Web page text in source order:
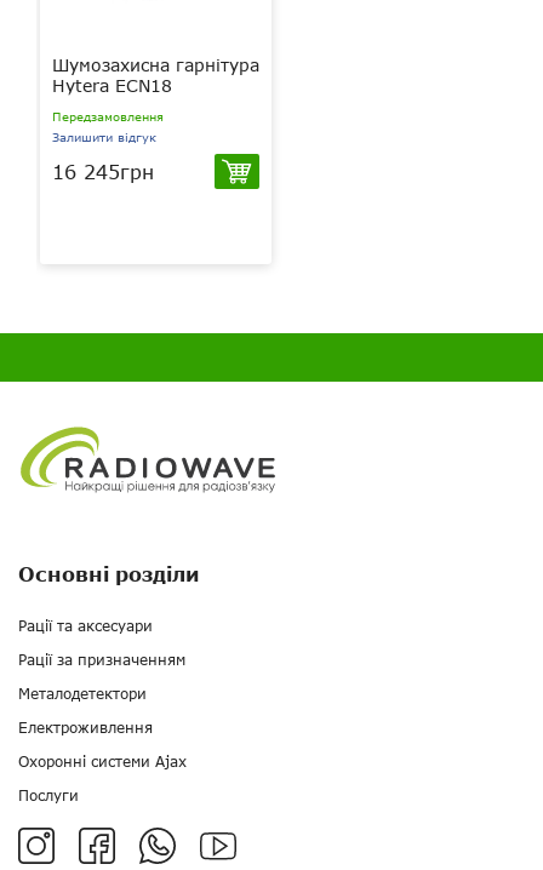
Шумозахисна гарнітура
Hytera ECN18
Передзамовлення
Залишити відгук
16 245грн
Основні розділи
Рації та аксесуари
Рації за призначенням
Металодетектори
Електроживлення
Охоронні системи Ajax
Послуги